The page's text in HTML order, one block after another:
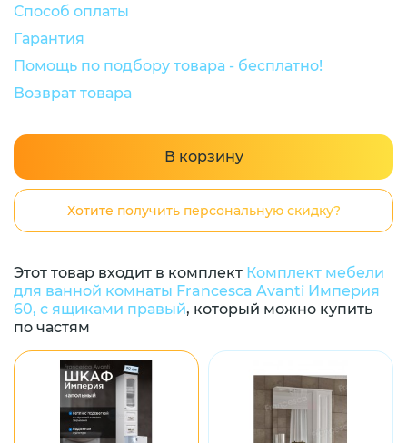
Способ оплаты
Гарантия
Помощь по подбору товара - бесплатно!
Возврат товара
В корзину
Хотите получить персональную скидку?
Этот товар входит в комплект Комплект мебели
для ванной комнаты Francesca Avanti Империя
60, с ящиками правый, который можно купить
по частям